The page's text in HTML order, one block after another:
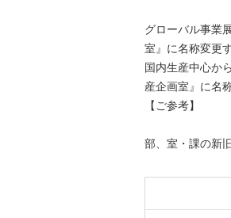
グローバル事業
室』に名称変更
国内生産中心か
産企画室』に名
【ご参考】
部、室・課の新